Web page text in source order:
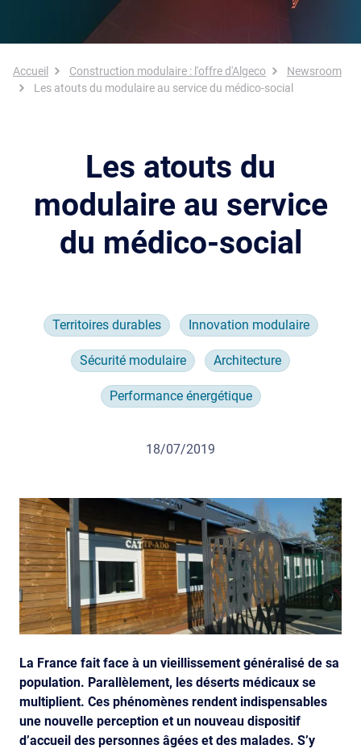
Fil d'Ariane
Accueil Construction modulaire : l'offre d'Algeco
Newsroom
Les atouts du modulaire au service du médico-social
Les atouts du
modulaire au service
du médico-social
Territoires durables Innovation modulaire
Sécurité modulaire Architecture
Performance énergétique
18/07/2019
La France fait face à un vieillissement généralisé de sa
population. Parallèlement, les déserts médicaux se
multiplient. Ces phénomènes rendent indispensables
une nouvelle perception et un nouveau dispositif
d’accueil des personnes âgées et des malades. S’y